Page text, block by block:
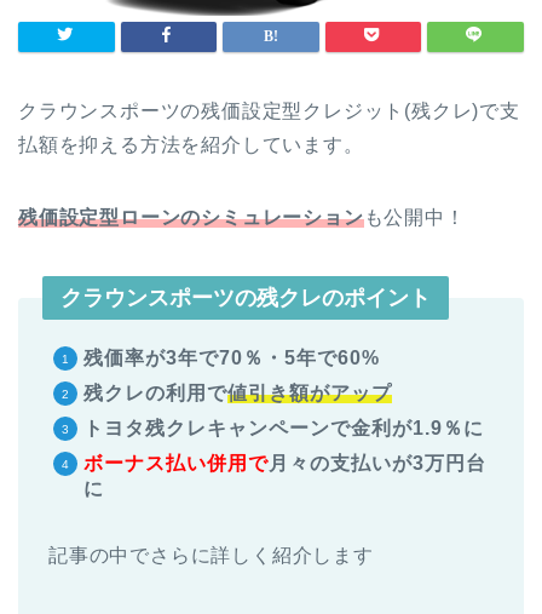
クラウンスポーツの残価設定型クレジット(残クレ)で支
払額を抑える方法を紹介しています。
残価設定型ローンのシミュレーションも公開中！
クラウンスポーツの残クレのポイント
残価率が3年で70％・5年で60%
残クレの利用で値引き額がアップ
トヨタ残クレキャンペーンで金利が1.9 ％に
ボーナス払い併用で月々の支払いが3万円台
に
記事の中でさらに詳しく紹介します